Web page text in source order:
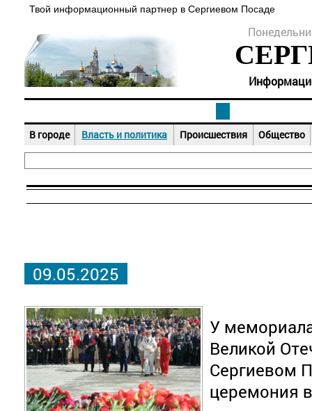
Твой информационный партнер в Сергиевом Посаде
В городе Власть и политика Происшествия Общество
09.05.2025
У
Великой
Сергиевом
церемония